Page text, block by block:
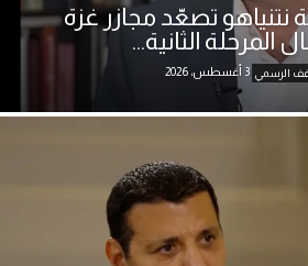
نتنياهو تصعّد مجازر غزة
المرحلة الثانية...
الرسمي 3 أغسطس، 2026